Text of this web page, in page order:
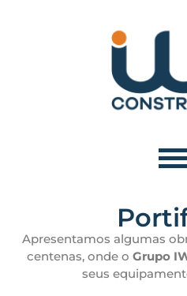
Apresentamos algumas
centenas, onde o Grupo
seus